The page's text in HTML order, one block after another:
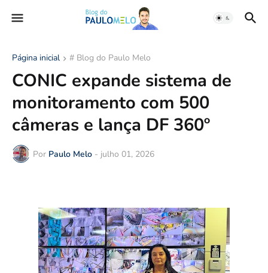
Página inicial # Blog do Paulo Melo
CONIC expande sistema de
monitoramento com 500
câmeras e lança DF 360º
Por Paulo Melo - julho 01, 2026